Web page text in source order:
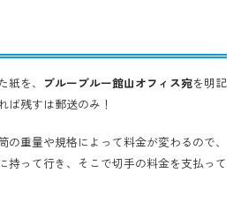
を、 ブルーブルー館山オフィス宛を明記
ば残すは郵送のみ！
重量や規格によって料金が変わるので、
持って行き、そこで切手の料金を支払って